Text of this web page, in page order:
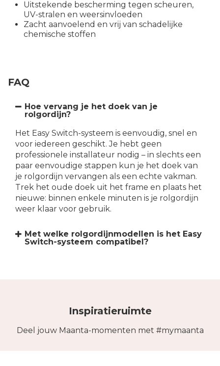
Uitstekende bescherming tegen scheuren,
UV-stralen en weersinvloeden
Zacht aanvoelend en vrij van schadelijke
chemische stoffen
FAQ
Hoe vervang je het doek van je
rolgordijn?
Het Easy Switch-systeem is eenvoudig, snel en
voor iedereen geschikt. Je hebt geen
professionele installateur nodig – in slechts een
paar eenvoudige stappen kun je het doek van
je rolgordijn vervangen als een echte vakman.
Trek het oude doek uit het frame en plaats het
nieuwe: binnen enkele minuten is je rolgordijn
weer klaar voor gebruik.
Met welke rolgordijnmodellen is het Easy
Switch-systeem compatibel?
Inspiratieruimte
Deel jouw Maanta-momenten met #mymaanta